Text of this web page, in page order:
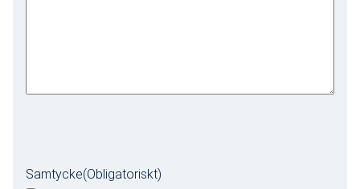
Samtycke(Obligatoriskt)